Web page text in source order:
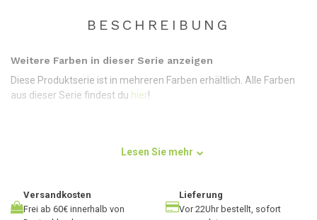
BESCHREIBUNG
Weitere Farben in dieser Serie anzeigen
Diese Produktserie ist in mehreren Farben erhältlich. Alle Farben
aus dieser Serie findest du hier!
ist ein Allrounder. Die Matte hat eine angenehme Größe von 183 x
61 cm, so dass sich Jung und Alt, Groß und Klein auf dieser
Lesen Sie mehr
Versandkosten
Frei ab 60€ innerhalb von
Lieferung
Vor 22Uhr bestellt, sofort